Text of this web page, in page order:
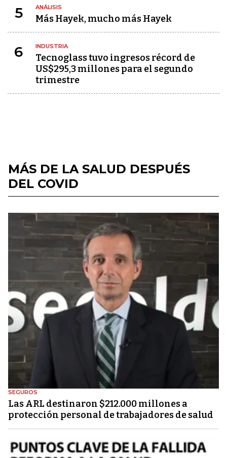
5 ANÁLISIS
Más Hayek, mucho más Hayek
6 INDUSTRIA
Tecnoglass tuvo ingresos récord de
US$295,3 millones para el segundo
trimestre
MÁS DE LA SALUD DESPUÉS
DEL COVID
SEGUROS
Las ARL destinaron $212.000 millones a
protección personal de trabajadores de salud